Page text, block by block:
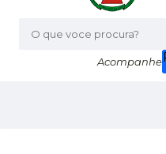
O que voce procura?
Acompanhe